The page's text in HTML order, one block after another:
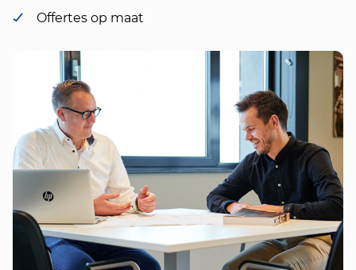
Offertes op maat